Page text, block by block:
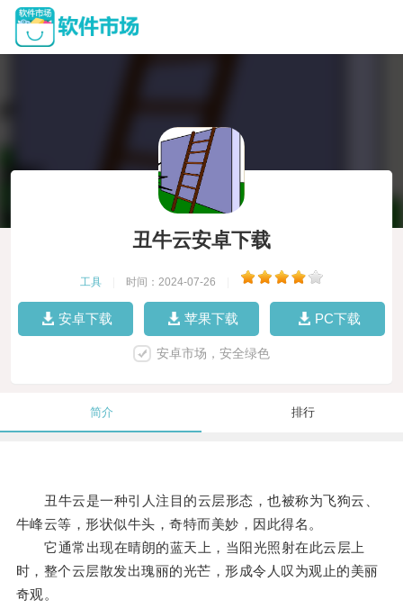
丑牛云安卓下载
工具 时间：2024-07-26
安卓下载 苹果下载 PC下载
安卓市场，安全绿色
简介 排行
丑牛云是一种引人注目的云层形态，也被称为飞狗云、
牛峰云等，形状似牛头，奇特而美妙，因此得名。
它通常出现在晴朗的蓝天上，当阳光照射在此云层上
时，整个云层散发出瑰丽的光芒，形成令人叹为观止的美丽
奇观。